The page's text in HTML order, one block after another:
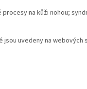
na kůži nohou;
uvedeny na webových